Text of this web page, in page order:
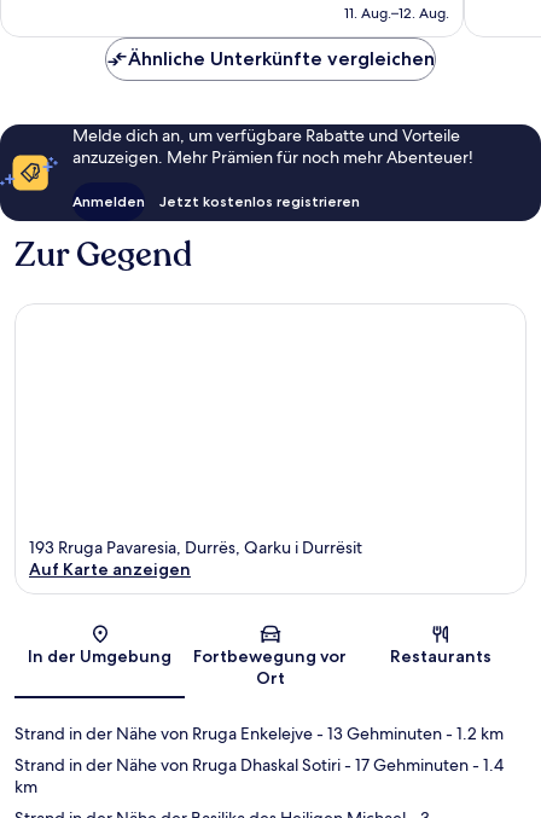
beträgt
11. Aug.–12. Aug.
Ähnliche Unterkünfte vergleichen
Melde dich an, um verfügbare Rabatte und Vorteile
anzuzeigen. Mehr Prämien für noch mehr Abenteuer!
Anmelden Jetzt kostenlos registrieren
Zur Gegend
Karte
193 Rruga Pavaresia, Durrës, Qarku i Durrësit
Auf Karte anzeigen
In der Umgebung
Fortbewegung vor
Ort
Restaurants
Strand in der Nähe von Rruga Enkelejve- 13 Gehminuten- 1.2 km
Strand in der Nähe von Rruga Dhaskal Sotiri- 17 Gehminuten- 1.4
km